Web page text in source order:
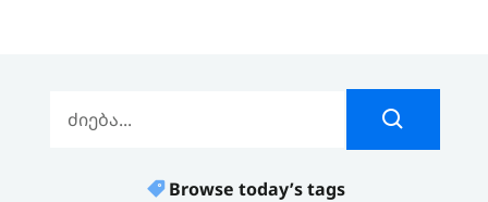
Browse today’s tags